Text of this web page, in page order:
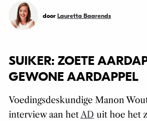
door Lauretta Baarends
SUIKER: ZOETE
GEWONE AARDAPPEL
Voedingsdeskundige Manon
interview aan hetAD uit hoe het